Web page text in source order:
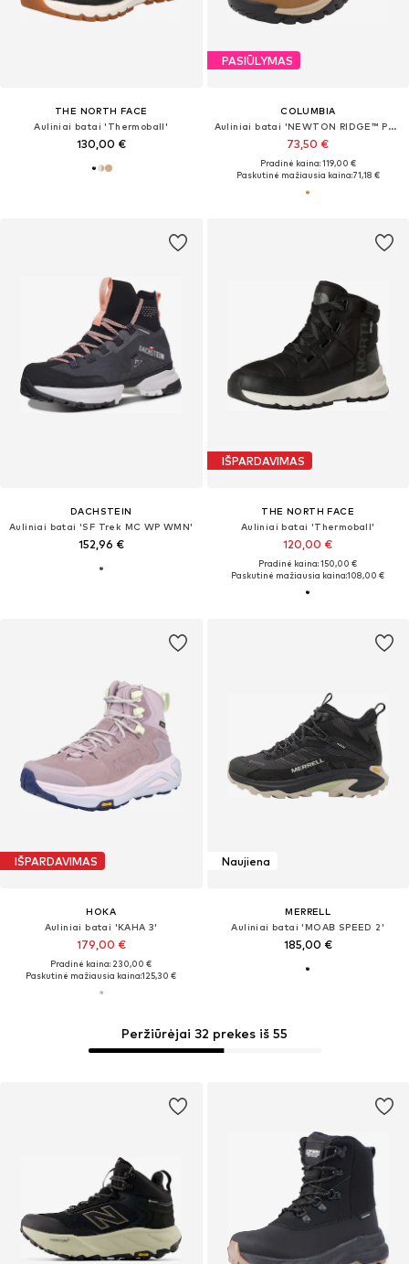
THE NORTH FACE
Auliniai batai 'Thermoball'
130,00 €
PASIŪLYMAS
COLUMBIA
Auliniai batai 'NEWTON RIDGE™ PLUS'
73,50 €
Pradinė kaina: 119,00 €
Paskutinė mažiausia kaina:71,18 €
DACHSTEIN
Auliniai batai 'SF Trek MC WP WMN'
152,96 €
IŠPARDAVIMAS
THE NORTH FACE
Auliniai batai 'Thermoball'
120,00 €
Pradinė kaina: 150,00 €
Paskutinė mažiausia kaina:108,00 €
IŠPARDAVIMAS
HOKA
Auliniai batai 'KAHA 3'
179,00 €
Pradinė kaina: 230,00 €
Paskutinė mažiausia kaina:125,30 €
Naujiena
MERRELL
Auliniai batai 'MOAB SPEED 2'
185,00 €
Peržiūrėjai 32 prekes iš 55